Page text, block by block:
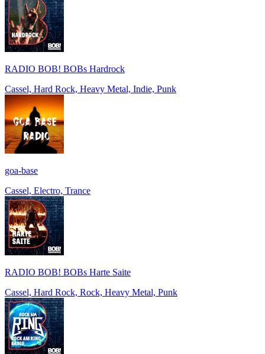
RADIO BOB! BOBs Hardrock
Cassel, Hard Rock, Heavy Metal, Indie, Punk
goa-base
Cassel, Electro, Trance
RADIO BOB! BOBs Harte Saite
Cassel, Hard Rock, Rock, Heavy Metal, Punk